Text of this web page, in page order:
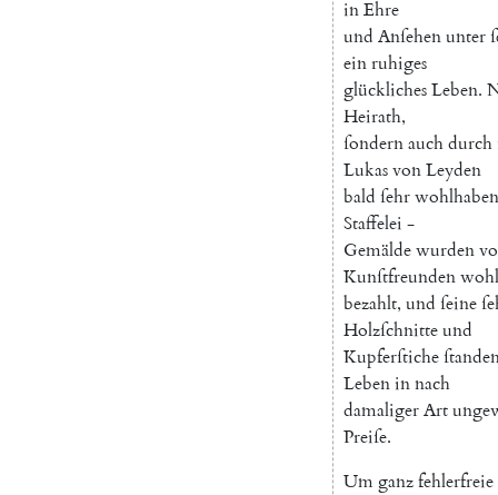
inEhre
und Anſehenunter
einruhiges
glücklichesLeben.
Heirath,
ſondernauchdurch
LukasvonLeyden
bald ſehr
Staffelei -
Gemäldewurden
Kunſtfreundenwohl
bezahlt, und ſeine
Holzſchnitteund
Kupferſtiche
Lebeninnach
damaligerArt
Preiſe.
Umganzfehlerfreie